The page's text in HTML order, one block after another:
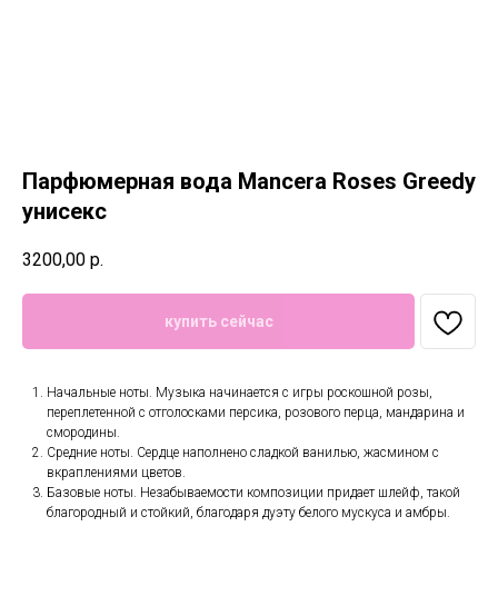
Парфюмерная вода Mancera Roses Greedy
унисекс
3200,00 р.
купить сейчас
Начальные ноты. Музыка начинается с игры роскошной розы,
переплетенной с отголосками персика, розового перца, мандарина и
смородины.
Средние ноты. Сердце наполнено сладкой ванилью, жасмином с
вкраплениями цветов.
Базовые ноты. Незабываемости композиции придает шлейф, такой
благородный и стойкий, благодаря дуэту белого мускуса и амбры.